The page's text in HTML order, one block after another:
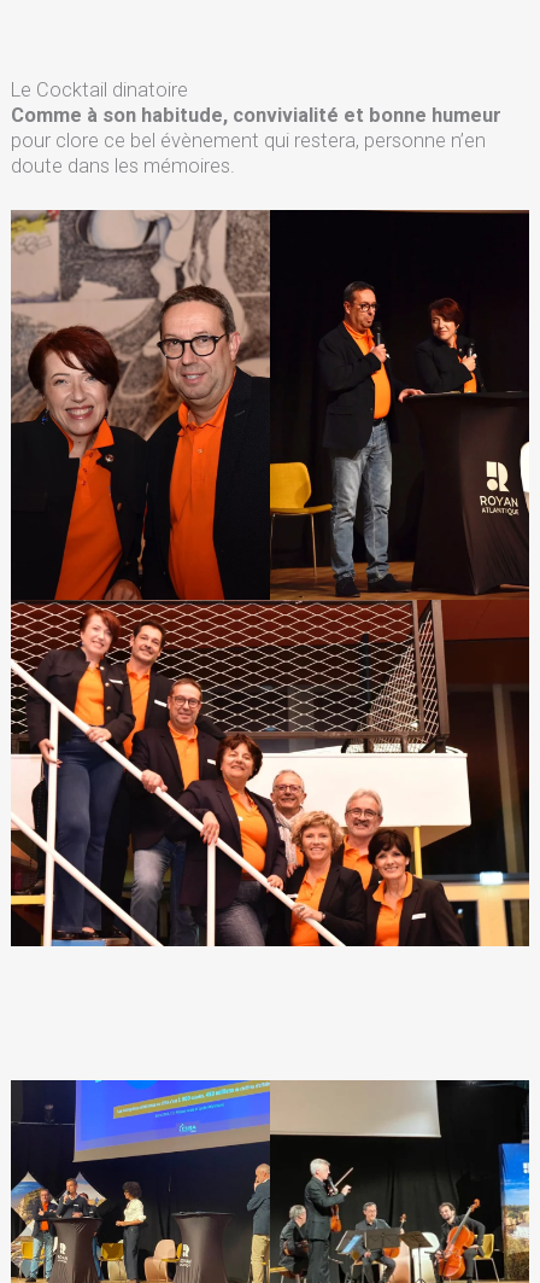
Le Cocktail dinatoire
Comme à son habitude, convivialité et bonne humeur
pour clore ce bel évènement qui restera, personne n’en
doute dans les mémoires.